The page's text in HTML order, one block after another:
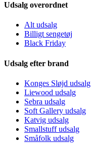
Udsalg overordnet
Alt udsalg
Billigt sengetøj
Black Friday
Udsalg efter brand
Konges Sløjd udsalg
Liewood udsalg
Sebra udsalg
Soft Gallery udsalg
Katvig udsalg
Smallstuff udsalg
Småfolk udsalg